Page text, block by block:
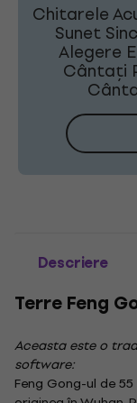
Chitarele
Sunet
Alegere
Cântați
Descriere
Terre Feng
Aceasta este o
software:
Feng Gong-ul de